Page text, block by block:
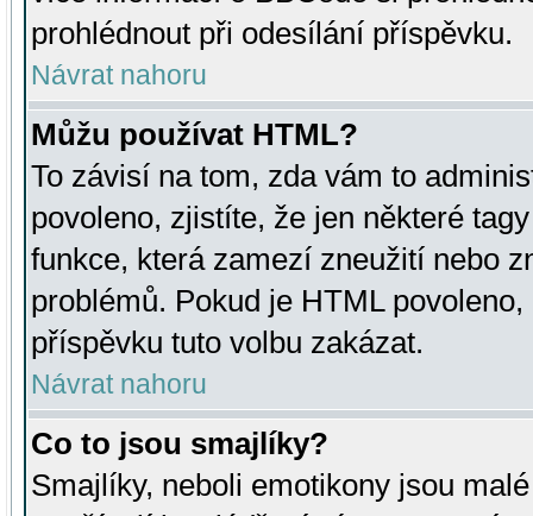
prohlédnout při odesílání příspěvku.
Návrat nahoru
Můžu používat HTML?
To závisí na tom, zda vám to
povoleno, zjistíte, že jen některé
funkce, která zamezí zneužití nebo
problémů. Pokud je HTML
příspěvku tuto volbu zakázat.
Návrat nahoru
Co to jsou smajlíky?
Smajlíky, neboli emotikony jsou